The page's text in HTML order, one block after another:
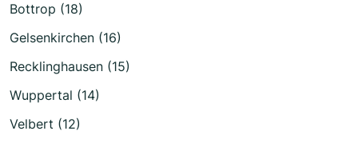
Bottrop (18)
Gelsenkirchen (16)
Recklinghausen (15)
Wuppertal (14)
Velbert (12)